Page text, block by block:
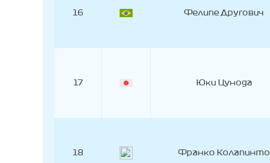
16 Фелипе Другович
17 Юки Цунода
18 Франко Колапинто